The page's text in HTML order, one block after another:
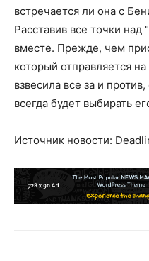
встречается ли она с
Расставив все точки
вместе. Прежде, чем
который отправляется
взвесила все за и
всегда будет выбирать
Источник новости: